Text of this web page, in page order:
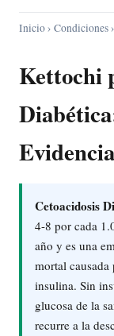
Inicio› Condiciones
Kettochi
Cetoacidosis
4-8 por cada
año y es una
mortal
insulina. Sin
glucosa de la
recurre a la